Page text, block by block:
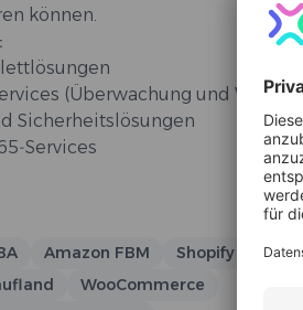
können.
(Überwachung und
Sicherheitslösungen
Amazon FBM
Shopify
WooCommerce